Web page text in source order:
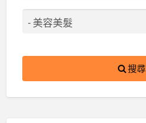
搜尋